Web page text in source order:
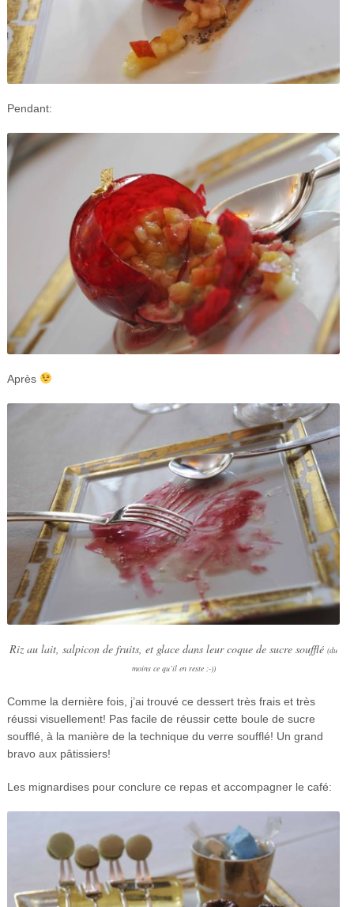
Pendant:
Après
Riz au lait, salpicon de fruits, et glace dans leur coque de sucre soufflé (du
moins ce qu’il en reste ;-))
Comme la dernière fois, j’ai trouvé ce dessert très frais et très
réussi visuellement! Pas facile de réussir cette boule de sucre
soufflé, à la manière de la technique du verre soufflé! Un grand
bravo aux pâtissiers!
Les mignardises pour conclure ce repas et accompagner le café: